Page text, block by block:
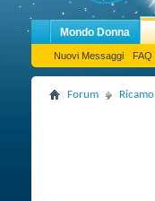
Mondo Donna
Nuovi Messaggi FAQ
Forum Ricamo